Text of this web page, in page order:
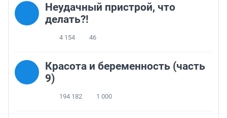
Неудачный пристрой, что
делать?!
4 154 46
Красота и беременность (часть
9)
194 182 1 000